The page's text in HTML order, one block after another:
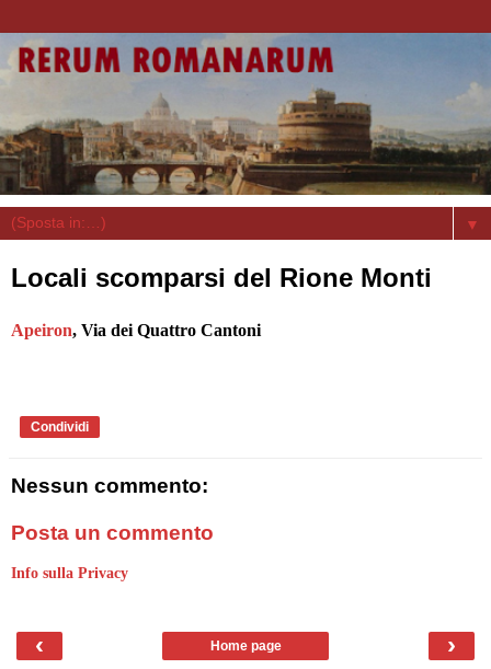
▼
Locali scomparsi del Rione Monti
Apeiron, Via dei Quattro Cantoni
Condividi
Nessun commento:
Posta un commento
Info sulla Privacy
‹ ›
Home page